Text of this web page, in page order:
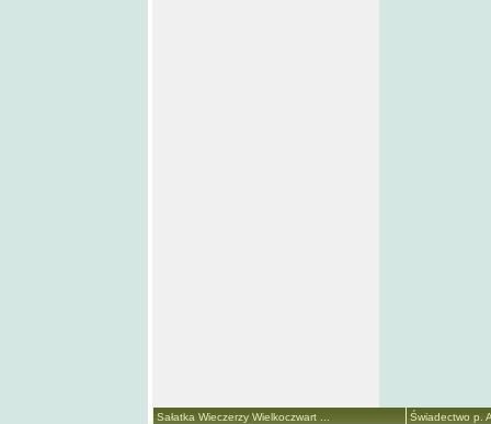
Sałatka Wieczerzy Wielkoczwart ... Świadectwo p.